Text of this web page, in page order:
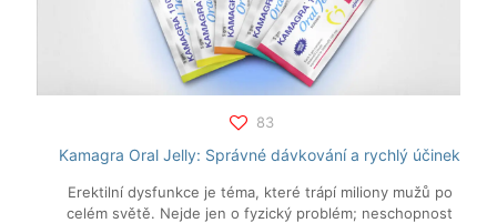
83
Kamagra Oral Jelly: Správné dávkování a rychlý účinek
Erektilní dysfunkce je téma, které trápí miliony mužů po
celém světě. Nejde jen o fyzický problém; neschopnost